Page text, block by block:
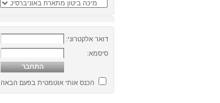
דואר אלקטרוני:
סיסמא:
הכנס אותי אוטמטית בפעם הבאה